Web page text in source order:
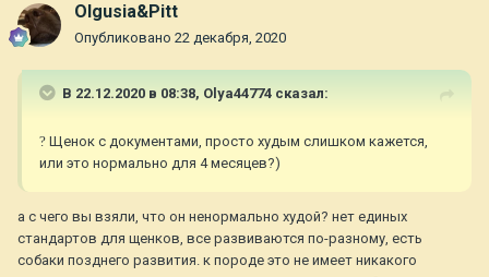
Olgusia&Pitt
Опубликовано 22 декабря, 2020
В 22.12.2020 в 08:38, Olya44774 сказал:
? Щенок с документами, просто худым слишком кажется,
или это нормально для 4 месяцев?)
а с чего вы взяли, что он ненормально худой? нет единых
стандартов для щенков, все развиваются по-разному, есть
собаки позднего развития. к породе это не имеет никакого